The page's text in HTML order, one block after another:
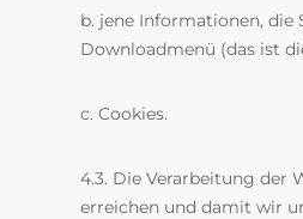
b. jene Informationen, die
Downloadmenü (das ist
c. Cookies.
4.3. Die Verarbeitung der
erreichen und damit wir